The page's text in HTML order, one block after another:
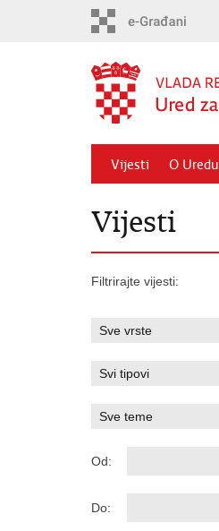
Vijesti O Uredu
Vijesti
Filtrirajte vijesti:
Od:
Do: